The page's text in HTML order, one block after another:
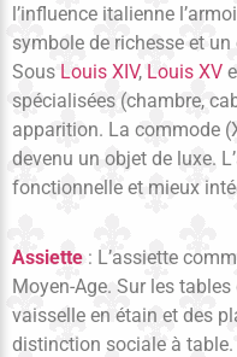
l’influence italienne
symbole de richesse et
Sous Louis XIV, Louis XV
spécialisées (chambre,
apparition. La commode
devenu un objet de luxe.
fonctionnelle et mieux
Assiette : L’assiette
Moyen-Age. Sur les
vaisselle en étain et des
distinction sociale à table.